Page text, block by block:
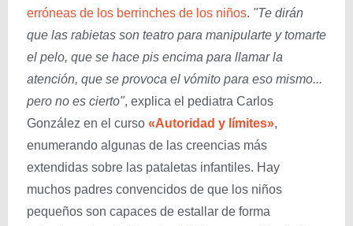
erróneas de los berrinches de los niños. "Te dirán
que las rabietas son teatro para manipularte y tomarte
el pelo, que se hace pis encima para llamar la
atención, que se provoca el vómito para eso mismo...
pero no es cierto", explica el pediatra Carlos
González en el curso «Autoridad y límites»,
enumerando algunas de las creencias más
extendidas sobre las pataletas infantiles. Hay
muchos padres convencidos de que los niños
pequeños son capaces de estallar de forma